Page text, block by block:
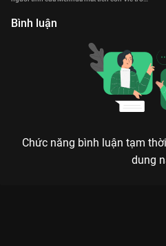
Bình luận
Chức năng bình luận tạm
dung